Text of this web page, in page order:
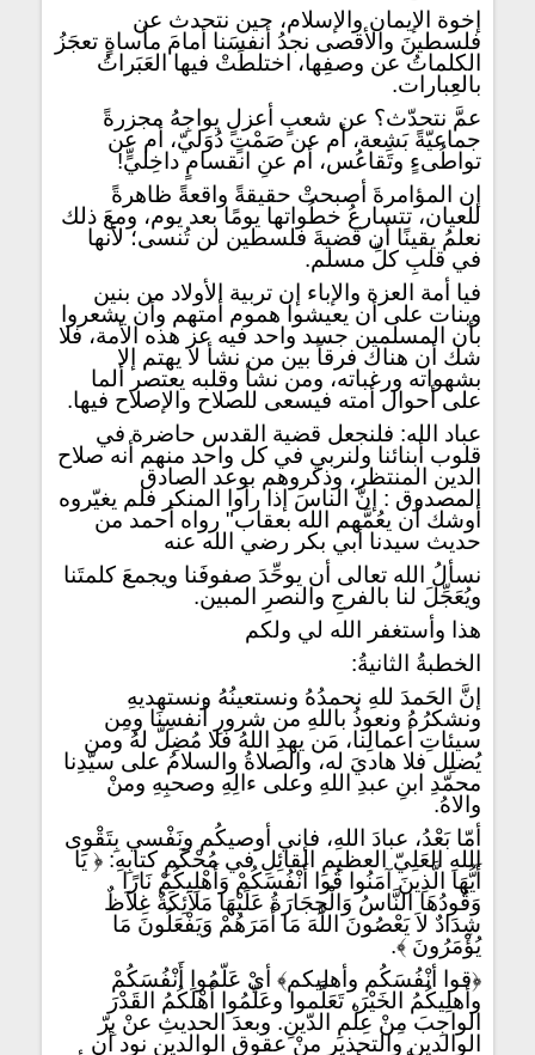
إخوة الإيمان والإسلام، حين نتحدث عن
فلسطينَ والأقصى نجدُ أنفسَنا أمامَ مأساةٍ تعجَزُ
الكلماتُ عن وصفِها، اختلطَتْ فيها العَبَراتُ
بالعِبارات.
عمَّ نتحدّث؟ عن شعبٍ أعزلٍ يواجِهُ مجزرةً
جماعيّةً بَشِعة، أم عن صَمْتٍ دُوَليّ، أم عن
تواطُىءٍ وتَقاعُس، أم عنِ انقسامٍ داخِليٍّ!
إن المؤامرةَ أصبحتْ حقيقةً واقعةً ظاهرةً
للعيان، تتسارعُ خطُواتها يومًا بعد يوم، ومعَ ذلك
نعلمُ يقينًا أن قضيةَ فلسطين لن تُنسى؛ لأنها
في قلبِ كلِّ مسلم.
فيا أمة العزة والإباء إن تربية الأولاد من بنين
وبنات على أن يعيشوا هموم أمتهم وأن يشعروا
بأن المسلمين جسد واحد فيه عز هذه الأمة، فلا
شك أن هناك فرقاً بين من نشأ لا يهتم إلا
بشهواته ورغباته، ومن نشأ وقلبه يعتصر ألما
على أحوال أمته فيسعى للصلاح والإصلاح فيها.
عباد الله: فلنجعل قضية القدس حاضرة في
قلوب أبنائنا ولنربي في كل واحد منهم أنه صلاح
الدين المنتظر، وذكروهم بوعد الصادق
المصدوق : إنَّ الناسَ إذا رأوا المنكر فلم يغيّروه
أوشك أن يعُمَّهم الله بعقاب" رواه أحمد من
حديث سيدنا أبي بكر رضي الله عنه
نسألُ الله تعالى أن يوحِّدَ صفوفَنا ويجمعَ كلمتَنا
ويُعَجِّلَ لنا بالفرجِ والنصرِ المبين.
هذا وأستغفر الله لي ولكم
الخطبةُ الثانيةُ:
إنَّ الحَمدَ للهِ نحمدُهُ ونستعينُهُ ونستهديهِ
ونشكرُهُ ونعوذُ باللهِ من شرورِ أنفسِنَا ومِن
سيئاتِ أعمالِنا، مَن يهدِ اللهُ فلا مُضِلَّ لهُ ومن
يُضلِل فلا هاديَ له، والصلاةُ والسلامُ على سيّدِنا
محمّدِ ابنِ عبدِ اللهِ وعلى ءالِهِ وصحبِهِ ومنْ
والاهُ.
أمّا بَعْدُ، عبادَ اللهِ، فإني أوصيكُم ونَفْسي بِتَقْوى
اللهِ العَلِيّ العظيمِ القائِلِ في مُحْكَمِ كتابِهِ: ﴿ يَا
أَيُّهَا الَّذِينَ آمَنُوا قُوا أَنْفُسَكُمْ وَأَهْلِيكُمْ نَارًا
وَقُودُهَا النَّاسُ وَالْحِجَارَةُ عَلَيْهَا مَلاَئِكَةٌ غِلاَظٌ
شِدَادٌ لاَ يَعْصُونَ اللَّهَ مَا أَمَرَهُمْ وَيَفْعَلُونَ مَا
يُؤْمَرُونَ ﴾.
﴿قوا أنْفُسَكُم وأهليكم﴾ أيْ عَلّمُوا أَنْفُسَكُمْ
وأهلِيكُمُ الخَيْرَ، تَعَلَّموا وعَلّمُوا أَهْلَكُمُ القَدْرَ
الواجِبَ مِنْ عِلْمِ الدّينِ. وبعدَ الحديثِ عنْ بِرّ
الوالدينِ والتحذيرِ منْ عقوقِ الوالدينِ نود أن